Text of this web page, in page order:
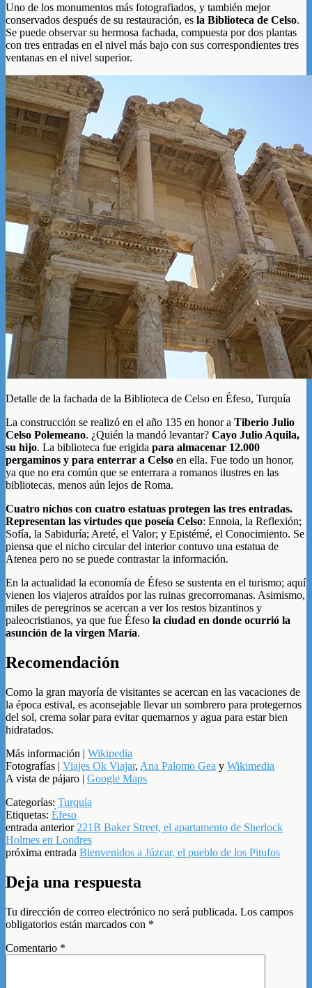
Uno de los monumentos más fotografiados, y también mejor
conservados después de su restauración, es la Biblioteca de Celso.
Se puede observar su hermosa fachada, compuesta por dos plantas
con tres entradas en el nivel más bajo con sus correspondientes tres
ventanas en el nivel superior.
Detalle de la fachada de la Biblioteca de Celso en Éfeso, Turquía
La construcción se realizó en el año 135 en honor a Tiberio Julio
Celso Polemeano. ¿Quién la mandó levantar? Cayo Julio Aquila,
su hijo. La biblioteca fue erigida para almacenar 12.000
pergaminos y para enterrar a Celso en ella. Fue todo un honor,
ya que no era común que se enterrara a romanos ilustres en las
bibliotecas, menos aún lejos de Roma.
Cuatro nichos con cuatro estatuas protegen las tres entradas.
Representan las virtudes que poseía Celso: Ennoia, la Reflexión;
Sofía, la Sabiduría; Areté, el Valor; y Epistémé, el Conocimiento. Se
piensa que el nicho circular del interior contuvo una estatua de
Atenea pero no se puede contrastar la información.
En la actualidad la economía de Éfeso se sustenta en el turismo; aquí
vienen los viajeros atraídos por las ruinas grecorromanas. Asimismo,
miles de peregrinos se acercan a ver los restos bizantinos y
paleocristianos, ya que fue Éfeso la ciudad en donde ocurrió la
asunción de la virgen María.
Recomendación
Como la gran mayoría de visitantes se acercan en las vacaciones de
la época estival, es aconsejable llevar un sombrero para protegernos
del sol, crema solar para evitar quemarnos y agua para estar bien
hidratados.
Más información | Wikipedia
Fotografías | Viajes Ok Viajar, Ana Palomo Gea y Wikimedia
A vista de pájaro | Google Maps
Categorías: Turquía
Etiquetas: Éfeso
entrada anterior 221B Baker Street, el apartamento de Sherlock
Holmes en Londres
próxima entrada Bienvenidos a Júzcar, el pueblo de los Pitufos
Deja una respuesta
Tu dirección de correo electrónico no será publicada. Los campos
obligatorios están marcados con *
Comentario *